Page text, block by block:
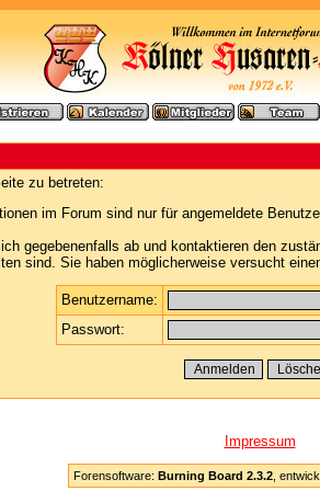
zu betreten:
im Forum sind nur für angemeldete
gegebenenfalls ab und kontaktieren den
sind. Sie haben möglicherweise versucht
Benutzername:
Passwort:
Impressum
Forensoftware: Burning Board 2.3.2,